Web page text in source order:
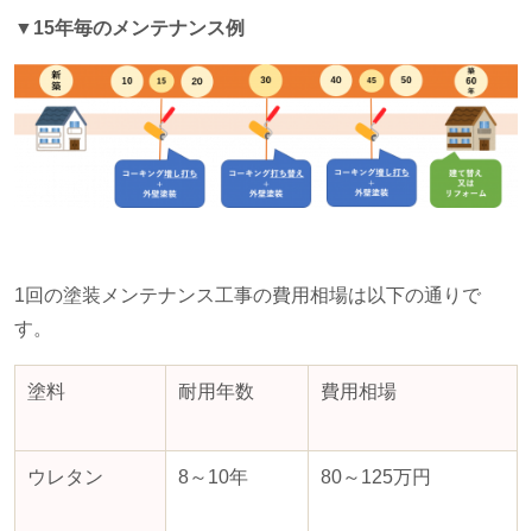
▼15年毎のメンテナンス例
1回の塗装メンテナンス工事の費用相場は以下の通りで
す。
塗料 耐用年数 費用相場
ウレタン 8～ 10年 80～ 125万円